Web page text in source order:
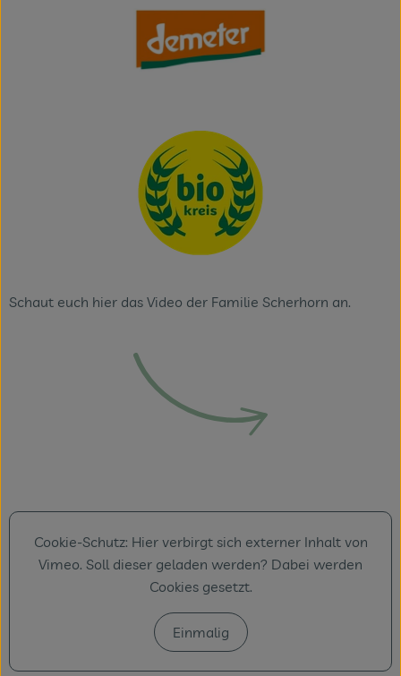
Schaut euch hier das Video der Familie Scherhorn an.
Cookie-Schutz: Hier verbirgt sich externer Inhalt von
Vimeo. Soll dieser geladen werden? Dabei werden
Cookies gesetzt.
Einmalig